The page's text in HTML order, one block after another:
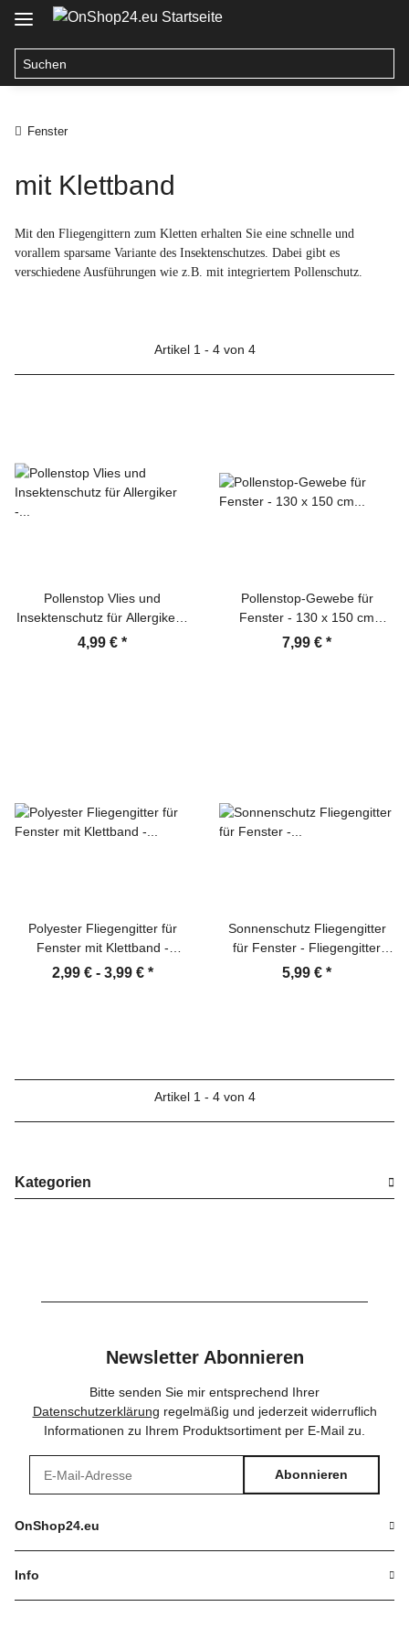
Fenster
mit Klettband
Mit den Fliegengittern zum Kletten erhalten Sie eine schnelle und
vorallem sparsame Variante des Insektenschutzes. Dabei gibt es
verschiedene Ausführungen wie z.B. mit integriertem Pollenschutz.
Artikel 1 - 4 von 4
Pollenstop Vlies und
Insektenschutz für Allergiker -
Fliegengitter Insektenschutz
4,99 € *
Pollenstop-Gewebe für
Fenster - 130 x 150 cm
anthrazit - Pollenschutz
7,99 € *
Polyester Fliegengitter für
Fenster mit Klettband -
versch. Größen - schwarz
2,99 € - 3,99 € *
Sonnenschutz Fliegengitter
für Fenster - Fliegengitter
Insektenschutz
5,99 € *
Artikel 1 - 4 von 4
Kategorien
Newsletter Abonnieren
Bitte senden Sie mir entsprechend Ihrer
Datenschutzerklärung regelmäßig und jederzeit widerruflich
Informationen zu Ihrem Produktsortiment per E-Mail zu.
Abonnieren
OnShop24.eu
Info